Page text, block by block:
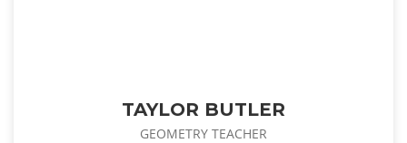
TAYLOR BUTLER
GEOMETRY TEACHER